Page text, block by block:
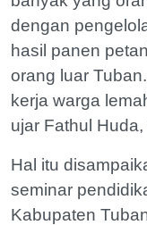
dengan
hasil panen
orang luar
kerja warga
ujar Fathul
Hal itu
seminar
Kabupaten